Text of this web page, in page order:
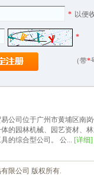
* 以便
*
（带*
公司位于广州市黄埔区南
的园林机械、园艺资材、
的综合型公司。 公... [详细]
有限公司 版权所有.